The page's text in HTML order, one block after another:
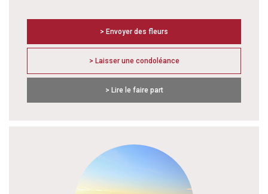
> Envoyer des fleurs
> Laisser une condoléance
> Lire le faire part